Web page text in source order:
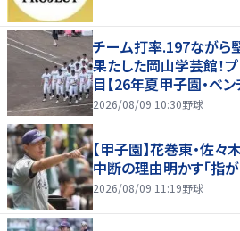
チーム打率.197ながら
果たした岡山学芸館！
目【26年夏甲子園・ベン
2026/08/09 10:30野球
【甲子園】花巻東・佐
中断の理由明かす「指
2026/08/09 11:19野球